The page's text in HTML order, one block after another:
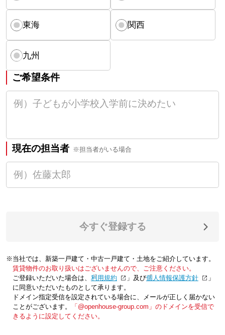
東海 関西
九州
ご希望条件
現在の担当者 ※担当者がいる場合
今すぐ登録する
※当社では、新築一戸建て・中古一戸建て・土地をご紹介しています。
賃貸物件のお取り扱いはございませんので、ご注意ください。
ご登録いただいた場合は、「利用規約 」及び「個人情報保護方針
」
に同意いただいたものとして承ります。
ドメイン指定受信を設定されている場合に、メールが正しく届かない
ことがございます。
「@openhouse-group.com」のドメインを受信で
きるように設定してください。